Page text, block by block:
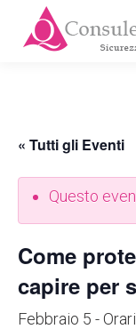
« Tutti gli Eventi
Questo
Come
capire per
Febbraio 5 -